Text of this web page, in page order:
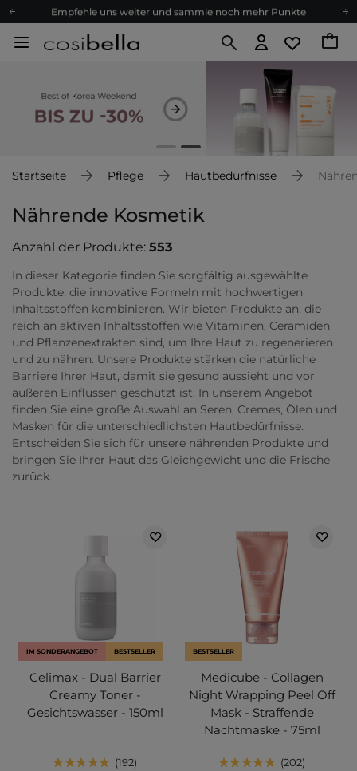
Empfehle uns weiter und sammle noch mehr Punkte
Kostenloser Versand ab 60 €
Versand nach Deutschland und Österreich
Treueprogramm
Empfehle uns weiter und sammle noch mehr Punkte
Kostenloser Versand ab 60 €
Startseite Pflege Hautbedürfnisse
Nährende Kosmetik
Anzahl der Produkte: 553
In dieser Kategorie finden Sie sorgfältig ausgewählte
Produkte, die innovative Formeln mit hochwertigen
Inhaltsstoffen kombinieren. Wir bieten Produkte an, die
reich an aktiven Inhaltsstoffen wie Vitaminen, Ceramiden
und Pflanzenextrakten sind, um Ihre Haut zu regenerieren
und zu nähren. Unsere Produkte stärken die natürliche
Barriere Ihrer Haut, damit sie gesund aussieht und vor
äußeren Einflüssen geschützt ist. In unserem Angebot
finden Sie eine große Auswahl an Seren, Cremes, Ölen und
Masken für die unterschiedlichsten Hautbedürfnisse.
Entscheiden Sie sich für unsere nährenden Produkte und
bringen Sie Ihrer Haut das Gleichgewicht und die Frische
zurück.
IM SONDERANGEBOT BESTSELLER
Celimax - Dual Barrier
Creamy Toner -
Gesichtswasser - 150ml
192
BESTSELLER
Medicube - Collagen
Night Wrapping Peel Off
Mask - Straffende
Nachtmaske - 75ml
202